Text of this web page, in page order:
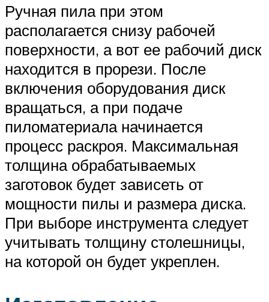
Ручная пила при этом
располагается снизу рабочей
поверхности, а вот ее рабочий диск
находится в прорези. После
включения оборудования диск
вращаться, а при подаче
пиломатериала начинается
процесс раскроя. Максимальная
толщина обрабатываемых
заготовок будет зависеть от
мощности пилы и размера диска.
При выборе инструмента следует
учитывать толщину столешницы,
на которой он будет укреплен.